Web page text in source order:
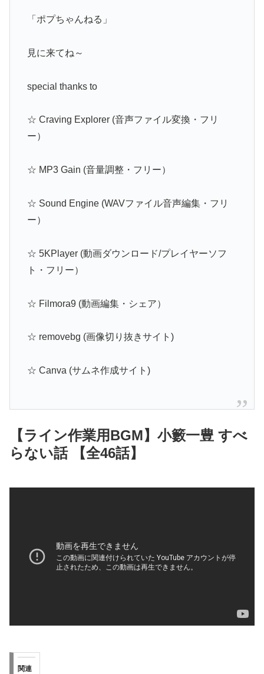
「ポプちゃんねる」
見に来てね～
special thanks to
☆ Craving Explorer (音声ファイル変換・フリ
ー）
☆ MP3 Gain (音量調整・フリー）
☆ Sound Engine (WAVファイル音声編集・フリ
ー）
☆ 5KPlayer (動画ダウンロード/プレイヤーソフ
ト・フリー）
☆ Filmora9 (動画編集・シェア）
☆ removebg (画像切り抜きサイト)
☆ Canva (サムネ作成サイト)
【ライン作業用BGM】小籔一豊 すべ
らない話 【全46話】
関連